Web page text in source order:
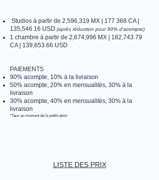
Studios à partir de 2,596,319 MX | 177 368 CA |
135,546.16 USD (après réduction pour 90% d'acompte)
1 chambre à partir de 2,674,996 MX | 182,743.79
CA | 139,653.66 USD
PAIEMENTS
90% acompte, 10% à la livraison
50% acompte, 20% en mensualités, 30% à la
livraison
30% acompte, 40% en mensualités, 30% à la
livraison
*Taux au moment de la publication
LISTE DES PRIX